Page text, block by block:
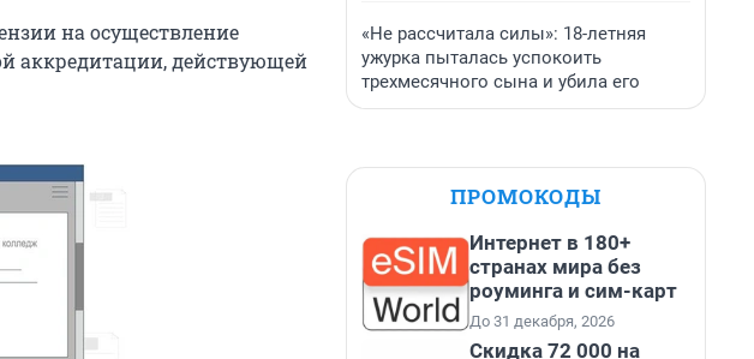
на осуществление
аккредитации, действующей
«Не рассчитала силы»: 18-летняя
ужурка пыталась успокоить
трехмесячного сына и убила его
ПРОМОКОДЫ
Интернет в 180+
странах мира без
роуминга и сим-карт
До 31 декабря, 2026
Скидка 72 000 на